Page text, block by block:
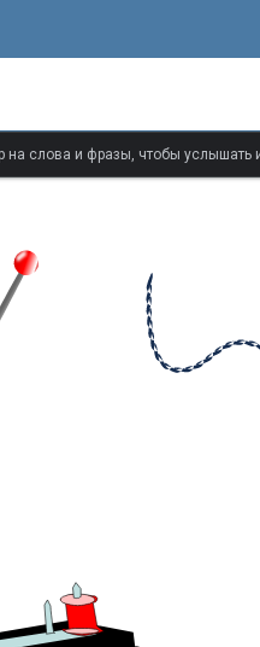
на слова и фразы, чтобы услышать